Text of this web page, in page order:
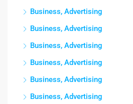
Business, Advertising
Business, Advertising
Business, Advertising
Business, Advertising
Business, Advertising
Business, Advertising